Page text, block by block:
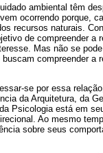
ambiental têm
ocorrendo porque,
recursos naturais.
de compreender a
Mas não se
compreender a
se por essa
da Arquitetura, da
Psicologia está em
Ao mesmo
sobre seus